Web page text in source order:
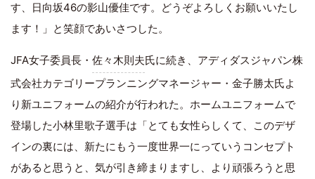
す、日向坂46の影山優佳です。どうぞよろしくお願いいたし
ます！」と笑顔であいさつした。
JFA女子委員長・ 佐々木則夫氏に続き、アディダスジャパン株
式会社カテゴリープランニングマネージャー・金子勝太氏よ
り新ユニフォームの紹介が行われた。ホームユニフォームで
登場した小林里歌子選手は「とても女性らしくて、このデザ
インの裏には、新たにもう一度世界一にっていうコンセプト
があると思うと、気が引き締まりますし、より頑張ろうと思